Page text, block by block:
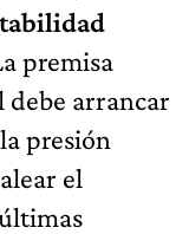
premisa
debe arrancar
presión
el